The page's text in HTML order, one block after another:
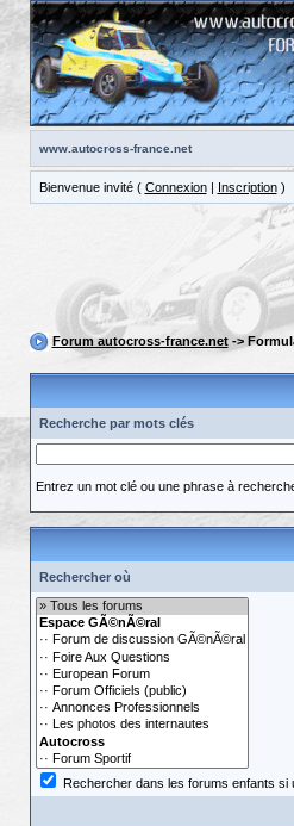
www.autocross-france.net
Bienvenue invité ( Connexion| Inscription)
Forum autocross-france.net->
Recherche par mots clés
Entrez un mot clé ou une phrase à
Rechercher où
Rechercher dans les forums enfants si